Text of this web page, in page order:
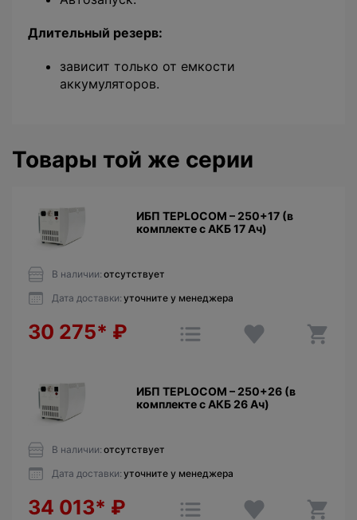
Длительный резерв:
зависит только от емкости
аккумуляторов.
Товары той же серии
ИБП TEPLOCOM – 250+17 (в
комплекте с АКБ 17 Ач)
В наличии: отсутствует
Дата доставки: уточните у менеджера
30 275* ₽
ИБП TEPLOCOM – 250+26 (в
комплекте с АКБ 26 Ач)
В наличии: отсутствует
Дата доставки: уточните у менеджера
34 013* ₽